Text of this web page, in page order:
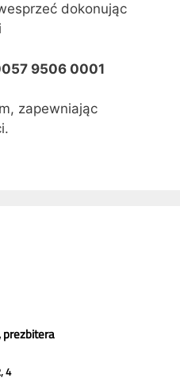
dokonując
9506 0001
zapewniając